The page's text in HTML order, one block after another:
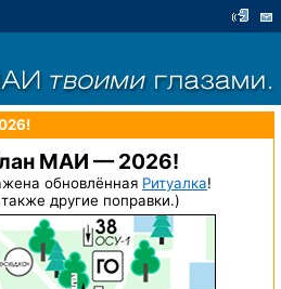
МАИ — 2026!
обновлённая Ритуалка!
другие поправки.)